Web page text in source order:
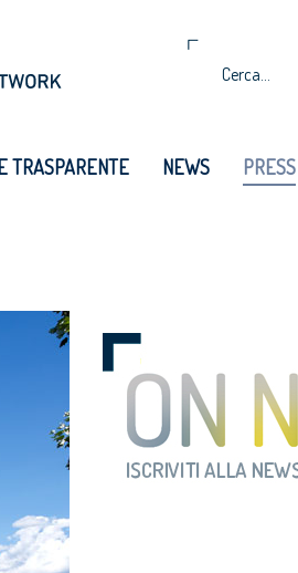
TRASPARENTE NEWS PRESS